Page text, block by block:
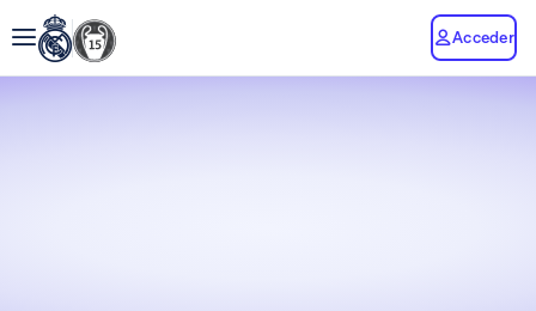
Acceder